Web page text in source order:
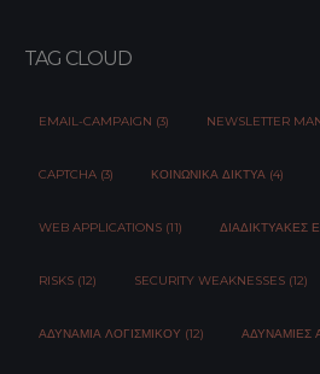
TAG CLOUD
EMAIL-CAMPAIGN (3) NEWSLETTER
CAPTCHA (3) ΚΟΙΝΩΝΙΚΆ ΔΊΚΤΥΑ (4)
WEB APPLICATIONS (11) ΔΙΑΔΙΚΤΥΑΚΈΣ
RISKS (12) SECURITY WEAKNESSES (12)
ΑΔΥΝΑΜΊΑ ΛΟΓΙΣΜΙΚΟΎ (12) ΑΔΥΝΑΜΊΕΣ